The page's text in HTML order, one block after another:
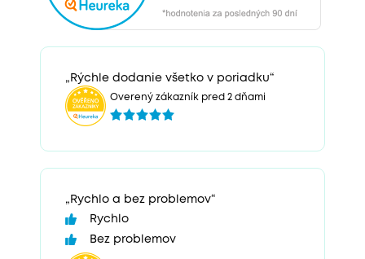
„Rýchle dodanie všetko v poriadku“
Overený zákazník pred 2 dňami
„Rychlo a bez problemov“
Rychlo
Bez problemov